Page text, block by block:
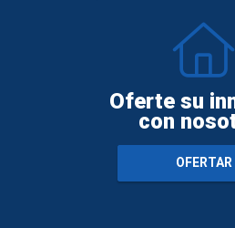
Oferte su
con
OFERTAR